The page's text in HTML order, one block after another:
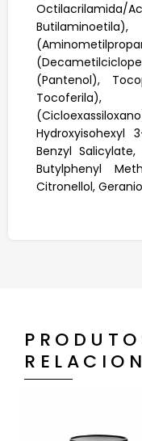
(Pantenol),
Hydroxyisohexyl
Benzyl
Butylphenyl
Citronellol,